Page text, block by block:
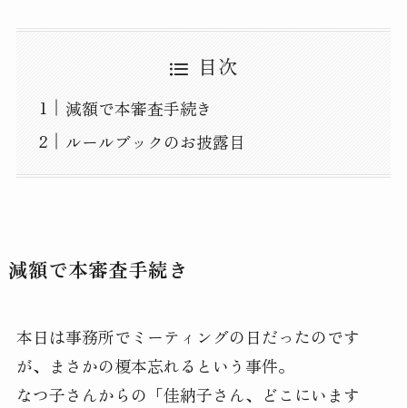
目次
減額で本審査手続き
ルールブックのお披露目
減額で本審査手続き
本日は事務所でミーティングの日だったのです
が、まさかの榎本忘れるという事件。
なつ子さんからの「佳納子さん、どこにいます